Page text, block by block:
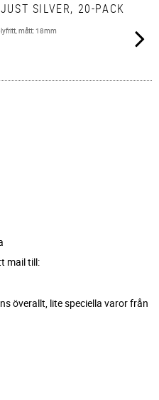
SILVER, 20-PACK
mått: 18mm
mail till:
överallt, lite speciella varor från